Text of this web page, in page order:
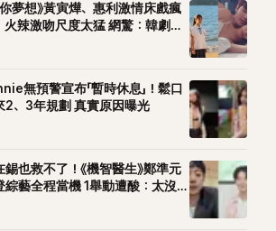
你夢想》黃寅燁、惠利激情床戲瘋
火辣激吻尺度太猛 網驚：韓劇太
無預警宣布「暫時休息」！鬆口
2、3年規劃 真實原因曝光
錫也救不了！《機智醫生》鄭準元
綜藝全程當機 1舉動遭酸：太沒誠